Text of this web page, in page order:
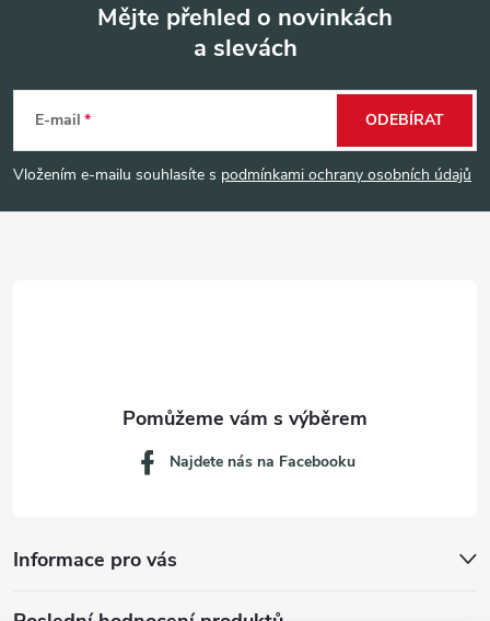
p
a
Mějte přehled o novinkách
a slevách
E-mail
Vložením e-mailu souhlasíte s podmínkami ochrany osobních údajů
ODEBÍRAT
Informace pro vás
Najdete nás na Facebooku